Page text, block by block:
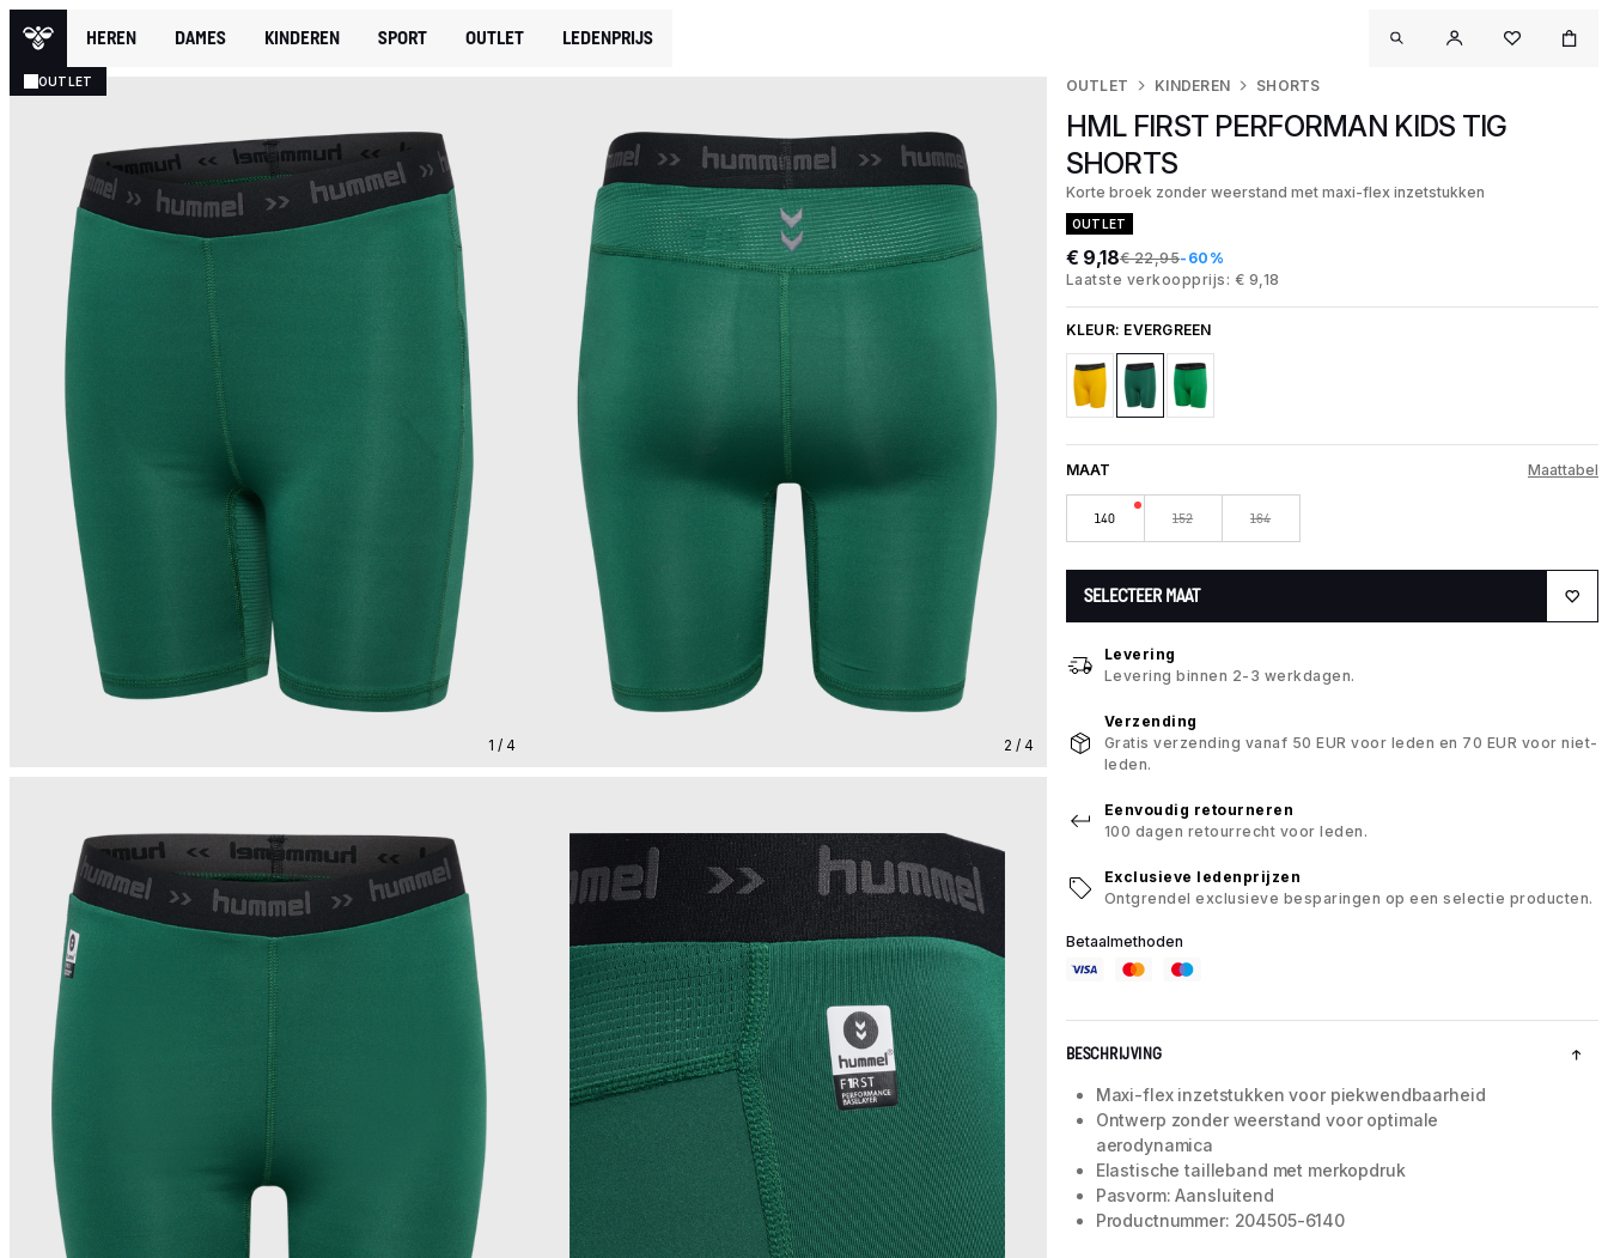
HEREN DAMES KINDEREN SPORT OUTLET LEDENPRIJS
OUTLET
1 / 4 2 / 4
OUTLET KINDEREN SHORTS
HML FIRST PERFORMAN KIDS TIG
SHORTS
Korte broek zonder weerstand met maxi-flex inzetstukken
OUTLET
€ 9,18€ 22,95-60%
Laatste verkoopprijs: € 9,18
KLEUR: EVERGREEN
MAAT Maattabel
140 152 164
SELECTEER MAAT
Levering
Levering binnen 2-3 werkdagen.
Verzending
Gratis verzending vanaf 50 EUR voor leden en 70 EUR voor niet-
leden.
Eenvoudig retourneren
100 dagen retourrecht voor leden.
Exclusieve ledenprijzen
Ontgrendel exclusieve besparingen op een selectie producten.
Betaalmethoden
BESCHRIJVING
Maxi-flex inzetstukken voor piekwendbaarheid
Ontwerp zonder weerstand voor optimale
aerodynamica
Elastische tailleband met merkopdruk
Pasvorm: Aansluitend
Productnummer: 204505-6140